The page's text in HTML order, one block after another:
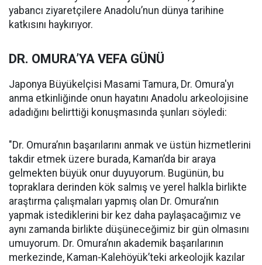
yabancı ziyaretçilere Anadolu’nun dünya tarihine
katkısını haykırıyor.
DR. OMURA’YA VEFA GÜNÜ
Japonya Büyükelçisi Masami Tamura, Dr. Omura'yı
anma etkinliğinde onun hayatını Anadolu arkeolojisine
adadığını belirttiği konuşmasında şunları söyledi:
"Dr. Omura’nın başarılarını anmak ve üstün hizmetlerini
takdir etmek üzere burada, Kaman’da bir araya
gelmekten büyük onur duyuyorum. Bugünün, bu
topraklara derinden kök salmış ve yerel halkla birlikte
araştırma çalışmaları yapmış olan Dr. Omura’nın
yapmak istediklerini bir kez daha paylaşacağımız ve
aynı zamanda birlikte düşüneceğimiz bir gün olmasını
umuyorum. Dr. Omura’nın akademik başarılarının
merkezinde, Kaman-Kalehöyük’teki arkeolojik kazılar